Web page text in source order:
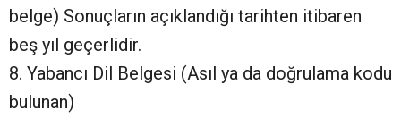
belge) Sonuçların açıklandığı tarihten itibaren
beş yıl geçerlidir.
8. Yabancı Dil Belgesi (Asıl ya da doğrulama kodu
bulunan)